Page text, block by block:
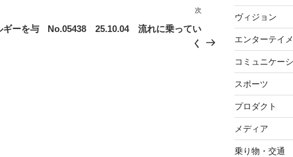
ーを与
次
投
次
No.05438 25.10.04 流れに乗ってい
く
ヴィジョン
エンターテイ
コミュニケー
スポーツ
プロダクト
メディア
乗り物・交通